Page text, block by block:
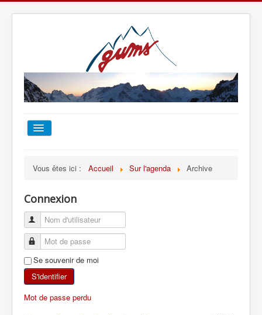
ESCALADE
ALPINISME
SKI DE RANDONNÉE
RANDONNÉE PÉDESTRE
Vous êtes ici : Accueil Sur l'agenda Archive
Connexion
Se souvenir de moi
S'identifier
Mot de passe perdu